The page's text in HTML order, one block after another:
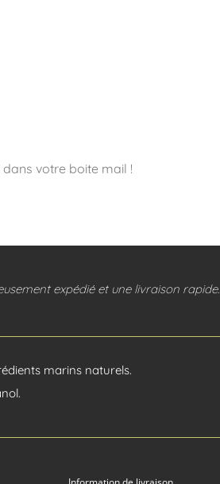
votre boite mail !
expédié et une livraison rapide.
marins naturels.